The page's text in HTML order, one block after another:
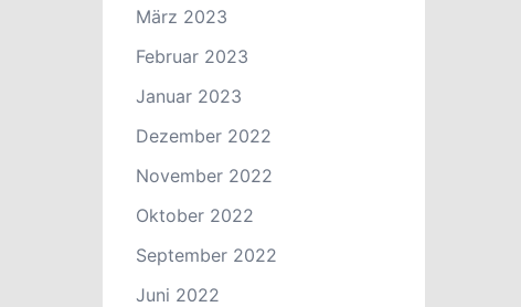
März 2023
Februar 2023
Januar 2023
Dezember 2022
November 2022
Oktober 2022
September 2022
Juni 2022